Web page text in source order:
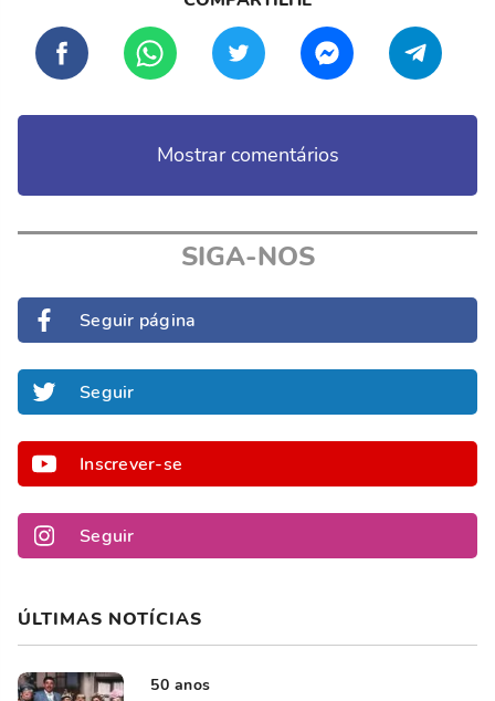
Mostrar comentários
SIGA-NOS
Seguir página
Seguir
Inscrever-se
Seguir
ÚLTIMAS NOTÍCIAS
50 anos